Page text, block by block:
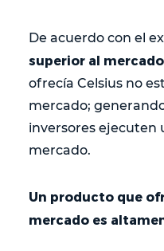
De acuerdo con el
superior al
ofrecía Celsius no
mercado;
inversores ejecuten
mercado.
Un producto que
mercado es